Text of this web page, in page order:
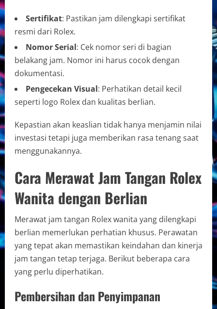
Sertifikat: Pastikan jam dilengkapi sertifikat
resmi dari Rolex.
Nomor Serial: Cek nomor seri di bagian
belakang jam. Nomor ini harus cocok dengan
dokumentasi.
Pengecekan Visual: Perhatikan detail kecil
seperti logo Rolex dan kualitas berlian.
Kepastian akan keaslian tidak hanya menjamin nilai
investasi tetapi juga memberikan rasa tenang saat
menggunakannya.
Cara Merawat Jam Tangan Rolex
Wanita dengan Berlian
Merawat jam tangan Rolex wanita yang dilengkapi
berlian memerlukan perhatian khusus. Perawatan
yang tepat akan memastikan keindahan dan kinerja
jam tangan tetap terjaga. Berikut beberapa cara
yang perlu diperhatikan.
Pembersihan dan Penyimpanan